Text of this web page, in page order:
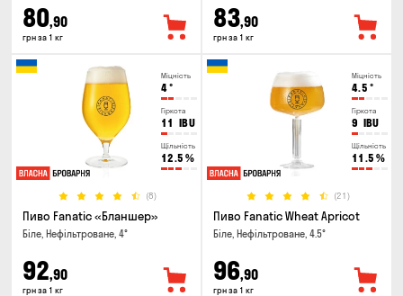
80,90
грн за 1 кг
83,90
грн за 1 кг
Міцність
4°
Гіркота
11 IBU
Щільність
12.5 %
(8)
Пиво Fanatic «Бланшер»
Біле, Нефільтроване, 4°
92,90
грн за 1 кг
Міцність
4.5 °
Гіркота
9 IBU
Щільність
11.5 %
(21)
Пиво Fanatic Wheat Apricot
Біле, Нефільтроване, 4.5°
96,90
грн за 1 кг